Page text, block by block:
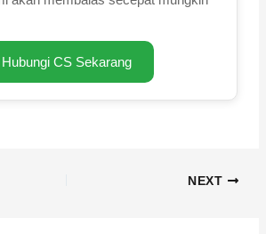
Hubungi CS Sekarang
NEXT